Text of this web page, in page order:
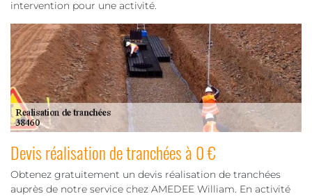
intervention pour une activité.
Devis réalisation de tranchées à 0 €
Obtenez gratuitement un devis réalisation de tranchées
auprès de notre service chez AMEDEE William. En activité